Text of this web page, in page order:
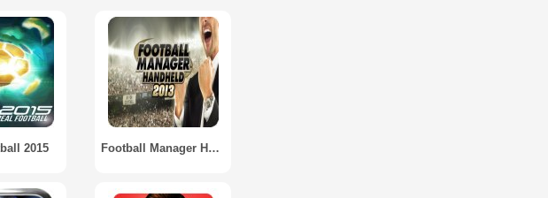
2015 Football Manager Handheld 2013